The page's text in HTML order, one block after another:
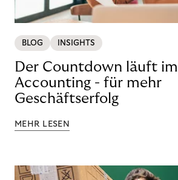
BLOG INSIGHTS
Der Countdown läuft im
Accounting - für mehr
Geschäftserfolg
MEHR LESEN